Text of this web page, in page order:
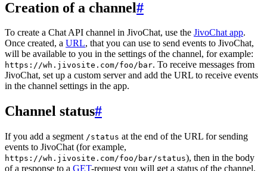
Creation of a channel#
To create a Chat API channel in JivoChat, use the JivoChat app.
Once created, a URL, that you can use to send events to JivoChat,
will be available to you in the settings of the channel, for example:
https://wh.jivosite.com/foo/bar. To receive messages from
JivoChat, set up a custom server and add the URL to receive events
in the channel settings in the app.
Channel status#
If you add a segment /status at the end of the URL for sending
events to JivoChat (for example,
https://wh.jivosite.com/foo/bar/status), then in the body
of a response to a GET-request you will get a status of the channel,